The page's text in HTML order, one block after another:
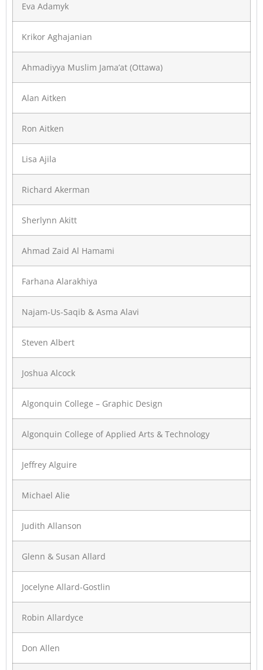
Eva Adamyk
Krikor Aghajanian
Ahmadiyya Muslim Jama’at (Ottawa)
Alan Aitken
Ron Aitken
Lisa Ajila
Richard Akerman
Sherlynn Akitt
Ahmad Zaid Al Hamami
Farhana Alarakhiya
Najam-Us-Saqib & Asma Alavi
Steven Albert
Joshua Alcock
Algonquin College – Graphic Design
Algonquin College of Applied Arts & Technology
Jeffrey Alguire
Michael Alie
Judith Allanson
Glenn & Susan Allard
Jocelyne Allard-Gostlin
Robin Allardyce
Don Allen